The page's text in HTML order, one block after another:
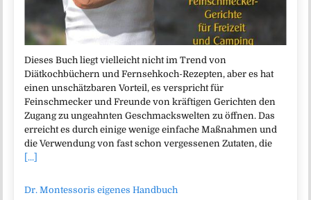
Dieses Buch liegt vielleicht nicht im Trend von
Diätkochbüchern und Fernsehkoch-Rezepten, aber es hat
einen unschätzbaren Vorteil, es verspricht für
Feinschmecker und Freunde von kräftigen Gerichten den
Zugang zu ungeahnten Geschmackswelten zu öffnen. Das
erreicht es durch einige wenige einfache Maßnahmen und
die Verwendung von fast schon vergessenen Zutaten, die
[...]
Dr. Montessoris eigenes Handbuch